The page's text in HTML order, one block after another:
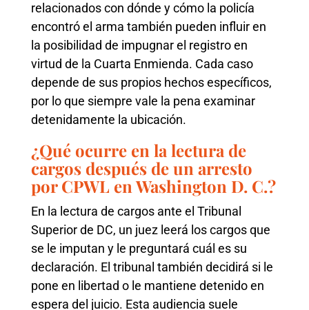
relacionados con dónde y cómo la policía
encontró el arma también pueden influir en
la posibilidad de impugnar el registro en
virtud de la Cuarta Enmienda. Cada caso
depende de sus propios hechos específicos,
por lo que siempre vale la pena examinar
detenidamente la ubicación.
¿Qué ocurre en la lectura de
cargos después de un arresto
por CPWL en Washington D. C.?
En la lectura de cargos ante el Tribunal
Superior de DC, un juez leerá los cargos que
se le imputan y le preguntará cuál es su
declaración. El tribunal también decidirá si le
pone en libertad o le mantiene detenido en
espera del juicio. Esta audiencia suele